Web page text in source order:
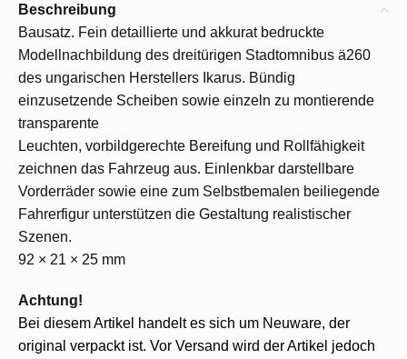
Beschreibung
Bausatz. Fein detaillierte und akkurat bedruckte
Modellnachbildung des dreitürigen Stadtomnibus ä260
des ungarischen Herstellers Ikarus. Bündig
einzusetzende Scheiben sowie einzeln zu montierende
transparente
Leuchten, vorbildgerechte Bereifung und Rollfähigkeit
zeichnen das Fahrzeug aus. Einlenkbar darstellbare
Vorderräder sowie eine zum Selbstbemalen beiliegende
Fahrerfigur unterstützen die Gestaltung realistischer
Szenen.
92 × 21 × 25 mm
Achtung!
Bei diesem Artikel handelt es sich um Neuware, der
original verpackt ist. Vor Versand wird der Artikel jedoch